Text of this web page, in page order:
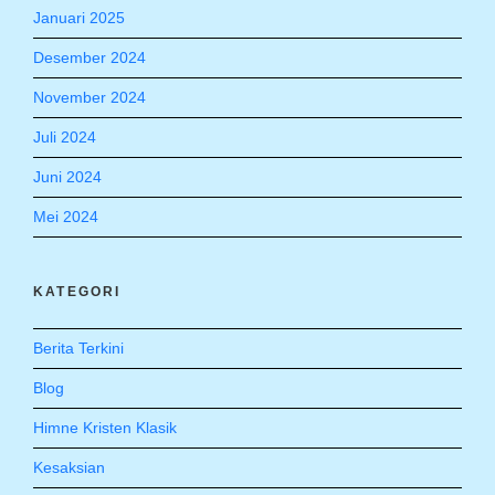
Januari 2025
Desember 2024
November 2024
Juli 2024
Juni 2024
Mei 2024
KATEGORI
Berita Terkini
Blog
Himne Kristen Klasik
Kesaksian